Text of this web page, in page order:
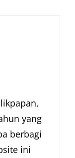
yang
berbagi
ini